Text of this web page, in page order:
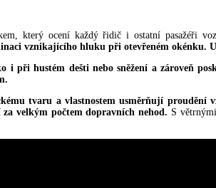
který ocení každý řidič i ostatní pasažéři
vznikajícího hluku při otevřeném okénku.
i při hustém dešti nebo sněžení a zároveň
tvaru a vlastnostem usměrňují proudění
velkým počtem dopravních nehod. S